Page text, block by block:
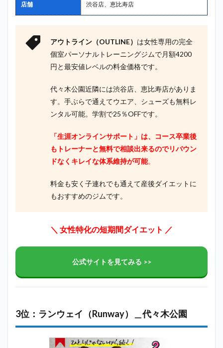
店舗 渋谷店、恵比寿店
アウトライン（OUTLINE） は女性専用の完全
個室パーソナルトレーニングジムで月額4200
円と最安値レベルの料金価格です。
代々木公園近隣には渋谷店、恵比寿店がありま
す。手ぶらで通えてウエア、シューズも無料レ
ンタル可能。学割で25％OFFです。
「生涯オンラインサポート」は、コース卒業後
もトレーナーと無料で相談出来るのでリバウン
ドなくキレイな体系維持が可能。
料金も安く子連れでも通えて産後ダイエットに
もおすすめのジムです。
＼ 女性特化の短期間ダイエット ／
公式サイトを見てみる >>
3位：ランウェイ（Runway）＿代々木公園